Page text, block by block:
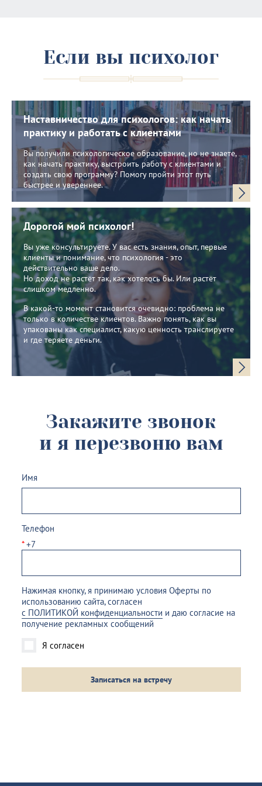
Если вы психолог
Наставничество для психологов: как начать
практику и работать с клиентами
Вы получили психологическое образование, но не знаете,
как начать практику, выстроить работу с клиентами и
создать свою программу? Помогу пройти этот путь
быстрее и увереннее.
Дорогой мой психолог!
Вы уже консультируете. У вас есть знания, опыт, первые
клиенты и понимание, что психология - это
действительно ваше дело.
Но доход не растёт так, как хотелось бы. Или растёт
слишком медленно.
В какой-то момент становится очевидно: проблема не
только в количестве клиентов. Важно понять, как вы
упакованы как специалист, какую ценность транслируете
и где теряете деньги.
Закажите звонок
и я перезвоню вам
Имя
Телефон
*+7
Нажимая кнопку, я принимаю условия Оферты по
использованию сайта, согласен
с ПОЛИТИКОЙ конфиденциальности и даю согласие на
получение рекламных сообщений
Я согласен